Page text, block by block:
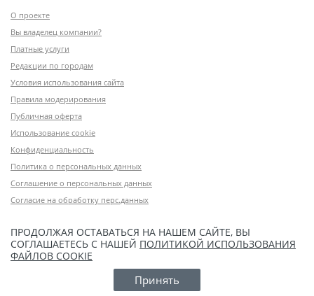
О проекте
Вы владелец компании?
Платные услуги
Редакции по городам
Условия использования сайта
Правила модерирования
Публичная оферта
Использование cookie
Конфиденциальность
Политика о персональных данных
Соглашение о персональных данных
Согласие на обработку перс.данных
ПРОДОЛЖАЯ ОСТАВАТЬСЯ НА НАШЕМ САЙТЕ, ВЫ
СОГЛАШАЕТЕСЬ С НАШЕЙ ПОЛИТИКОЙ ИСПОЛЬЗОВАНИЯ
ФАЙЛОВ COOKIE
Принять